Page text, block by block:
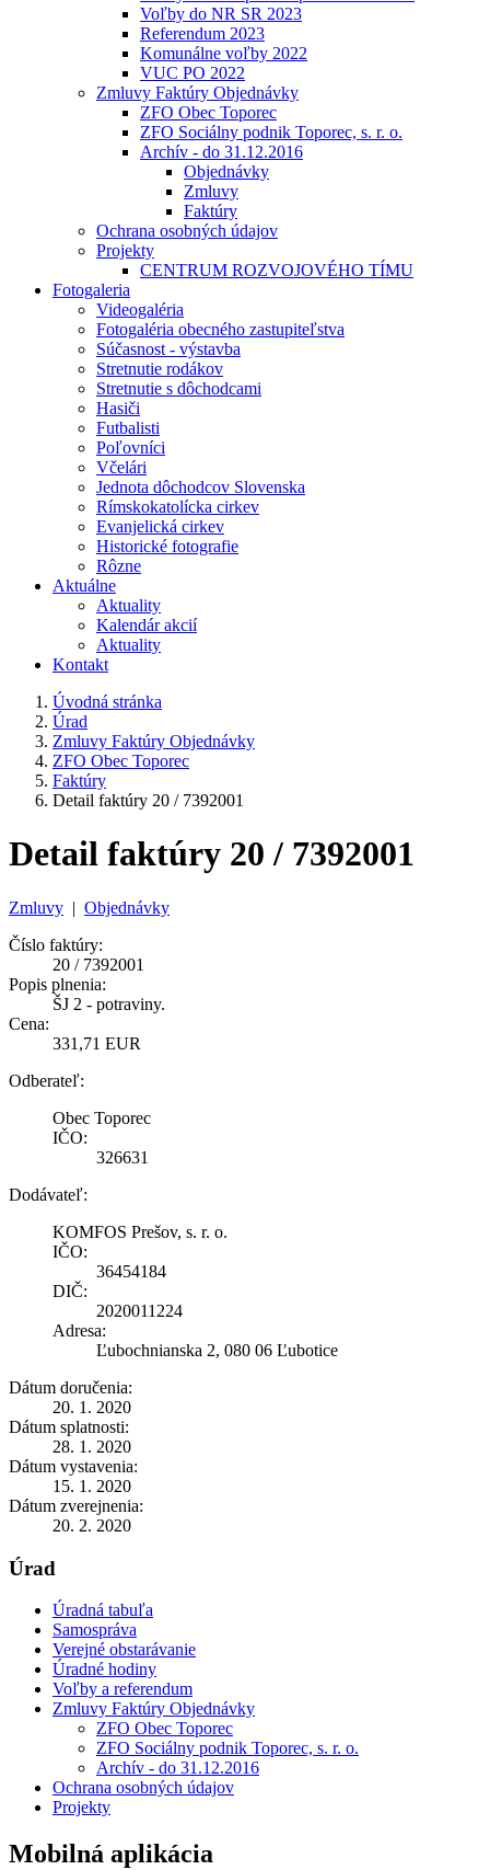
Voľby do NR SR 2023
Referendum 2023
Komunálne voľby 2022
VUC PO 2022
Zmluvy Faktúry Objednávky
ZFO Obec Toporec
ZFO Sociálny podnik Toporec, s. r. o.
Archív - do 31.12.2016
Objednávky
Zmluvy
Faktúry
Ochrana osobných údajov
Projekty
CENTRUM ROZVOJOVÉHO TÍMU
Fotogaleria
Videogaléria
Fotogaléria obecného zastupiteľstva
Súčasnost - výstavba
Stretnutie rodákov
Stretnutie s dôchodcami
Hasiči
Futbalisti
Poľovníci
Včelári
Jednota dôchodcov Slovenska
Rímskokatolícka cirkev
Evanjelická cirkev
Historické fotografie
Rôzne
Aktuálne
Aktuality
Kalendár akcií
Aktuality
Kontakt
Úvodná stránka
Úrad
Zmluvy Faktúry Objednávky
ZFO Obec Toporec
Faktúry
Detail faktúry 20 / 7392001
Detail faktúry 20 / 7392001
Zmluvy | Objednávky
Číslo faktúry:
20 / 7392001
Popis plnenia:
ŠJ 2 - potraviny.
Cena:
331,71 EUR
Odberateľ:
Obec Toporec
IČO:
326631
Dodávateľ:
KOMFOS Prešov, s. r. o.
IČO:
36454184
DIČ:
2020011224
Adresa:
Ľubochnianska 2, 080 06 Ľubotice
Dátum doručenia:
20. 1. 2020
Dátum splatnosti:
28. 1. 2020
Dátum vystavenia:
15. 1. 2020
Dátum zverejnenia:
20. 2. 2020
Úrad
Úradná tabuľa
Samospráva
Verejné obstarávanie
Úradné hodiny
Voľby a referendum
Zmluvy Faktúry Objednávky
ZFO Obec Toporec
ZFO Sociálny podnik Toporec, s. r. o.
Archív - do 31.12.2016
Ochrana osobných údajov
Projekty
Mobilná aplikácia